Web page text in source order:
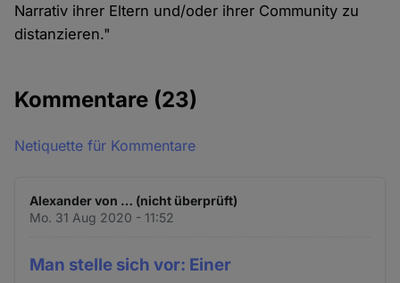
Narrativ ihrer Eltern und/oder ihrer Community zu
distanzieren."
Kommentare (23)
Netiquette für Kommentare
Alexander von … (nicht überprüft)
Mo. 31 Aug 2020 - 11:52
Man stelle sich vor: Einer